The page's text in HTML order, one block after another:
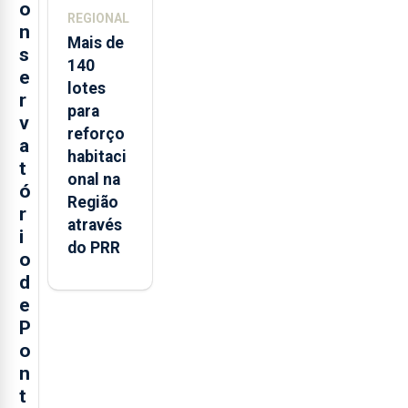
o
n
s
e
r
v
a
t
ó
r
i
o
d
e
P
o
n
t
REGIONAL
Mais de
140
lotes
para
reforço
habitaci
onal na
Região
através
do PRR